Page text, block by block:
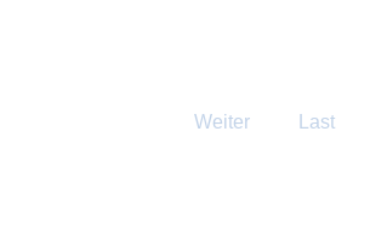
Weiter Last